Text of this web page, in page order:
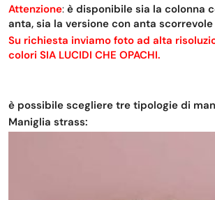
Attenzione: è disponibile sia la colonna
anta, sia la versione con anta scorrevole
Su richiesta inviamo foto ad alta
colori SIA LUCIDI CHE OPACHI.
è possibile scegliere tre tipologie di
Maniglia strass: